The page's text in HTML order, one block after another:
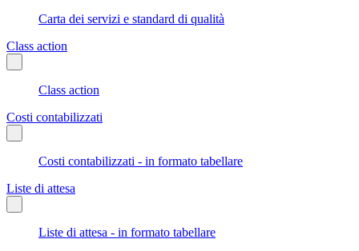
Carta dei servizi e standard di qualità
Class action
Class action
Costi contabilizzati
Costi contabilizzati - in formato tabellare
Liste di attesa
Liste di attesa - in formato tabellare